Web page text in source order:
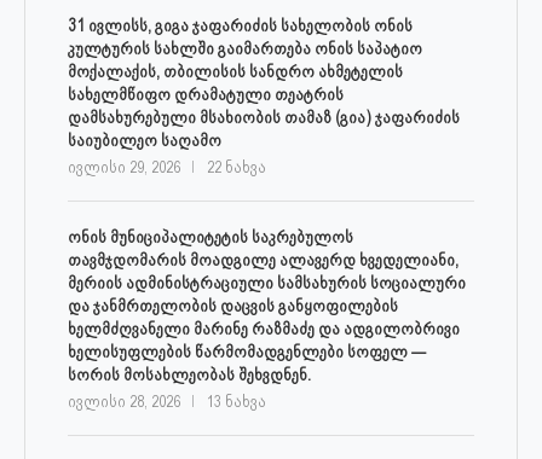
31 ივლისს, გიგა ჯაფარიძის სახელობის ონის
კულტურის სახლში გაიმართება ონის საპატიო
მოქალაქის, თბილისის სანდრო ახმეტელის
სახელმწიფო დრამატული თეატრის
დამსახურებული მსახიობის თამაზ (გია) ჯაფარიძის
საიუბილეო საღამო
ივლისი 29, 2026 22 ნახვა
ონის მუნიციპალიტეტის საკრებულოს
თავმჯდომარის მოადგილე ალავერდ ხვედელიანი,
მერიის ადმინისტრაციული სამსახურის სოციალური
და ჯანმრთელობის დაცვის განყოფილების
ხელმძღვანელი მარინე რაზმაძე და ადგილობრივი
ხელისუფლების წარმომადგენლები სოფელ —
სორის მოსახლეობას შეხვდნენ.
ივლისი 28, 2026 13 ნახვა